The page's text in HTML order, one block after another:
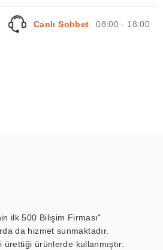
Canlı Sohbet 08:00 - 18:00
ilk 500 Bilişim Firması"
da hizmet sunmaktadır.
ürünlerde kullanmıştır.